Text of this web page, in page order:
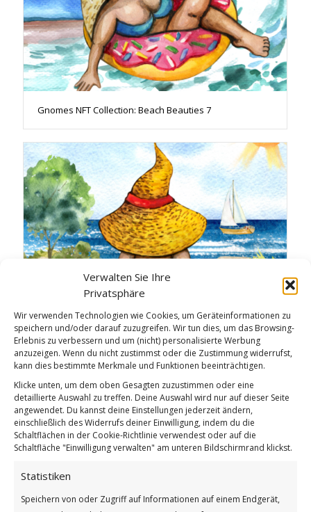
Verwalten Sie Ihre
Privatsphäre
Wir verwenden Technologien wie Cookies, um Geräteinformationen zu
speichern und/oder darauf zuzugreifen. Wir tun dies, um das Browsing-
Erlebnis zu verbessern und um (nicht) personalisierte Werbung
anzuzeigen. Wenn du nicht zustimmst oder die Zustimmung widerrufst,
kann dies bestimmte Merkmale und Funktionen beeinträchtigen.
Klicke unten, um dem oben Gesagten zuzustimmen oder eine
detaillierte Auswahl zu treffen. Deine Auswahl wird nur auf dieser Seite
angewendet. Du kannst deine Einstellungen jederzeit ändern,
einschließlich des Widerrufs deiner Einwilligung, indem du die
Schaltflächen in der Cookie-Richtlinie verwendest oder auf die
Schaltfläche "Einwilligung verwalten" am unteren Bildschirmrand klickst.
Statistiken
Speichern von oder Zugriff auf Informationen auf einem Endgerät,
Gnomes NFT Collection: Beach Beauties 7